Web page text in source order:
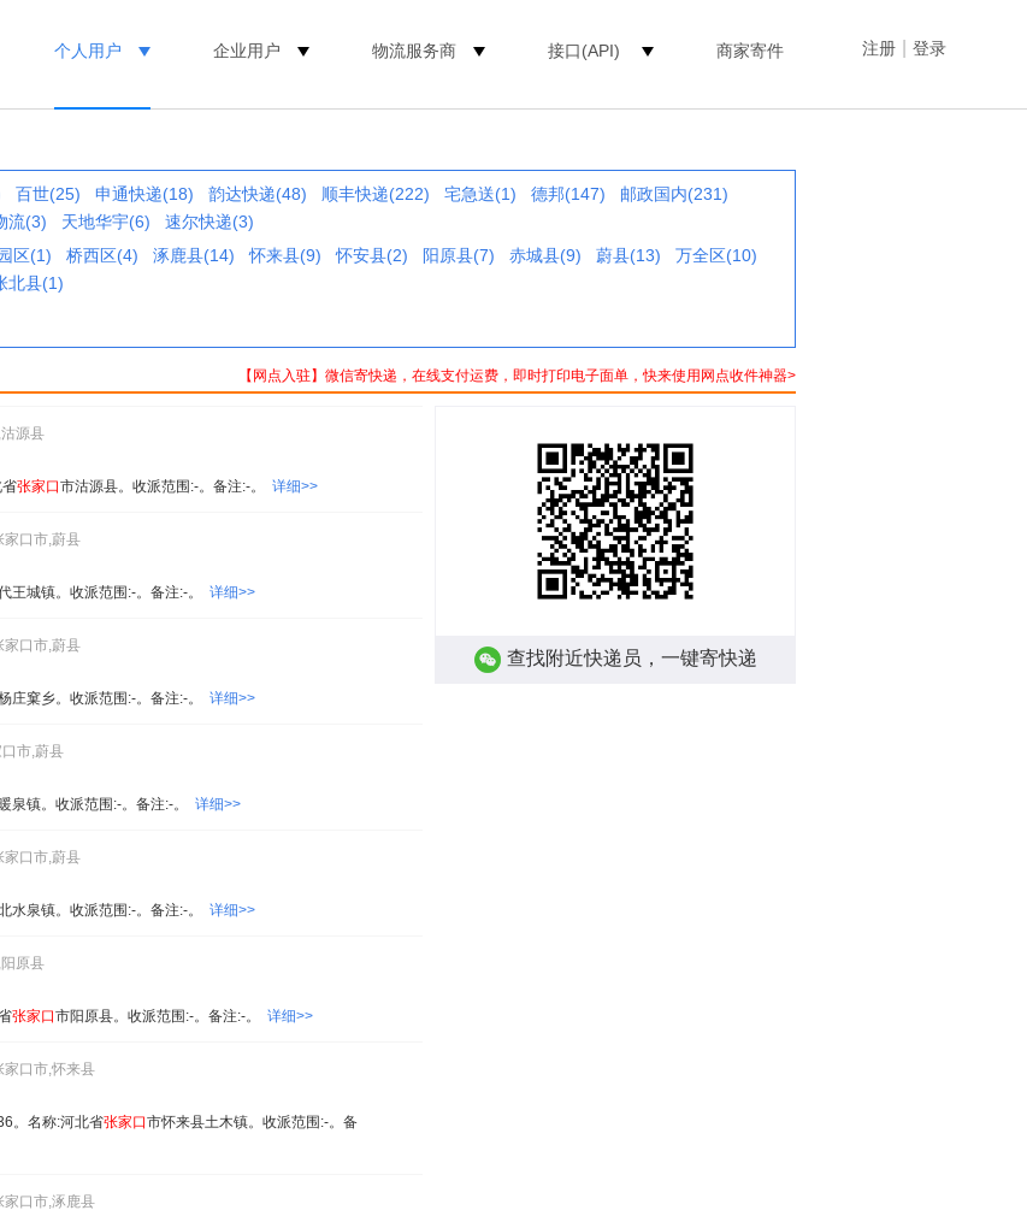
注册 登录
个人用户 企业用户 物流服务商 接口(API) 商家寄件
百世(25) 申通快递(18) 韵达快递(48) 顺丰快递(222) 宅急送(1) 德邦(147)
邮政国内(231)
流(3) 天地华宇(6)
速尔快递(3)
区(1) 桥西区(4) 涿鹿县(14) 怀来县(9) 怀安县(2) 阳原县(7) 赤城县(9) 蔚县(13)
万全区(10)
北县(1)
【网点入驻】微信寄快递，在线支付运费，即时打印电子面单，快来使用网点收件神器>
源县
张家口市沽源县。收派范围:-。备注:-。 详细>>
家口市,蔚县
王城镇。收派范围:-。备注:-。 详细>>
家口市,蔚县
庄窠乡。收派范围:-。备注:-。 详细>>
市,蔚县
泉镇。收派范围:-。备注:-。 详细>>
家口市,蔚县
水泉镇。收派范围:-。备注:-。 详细>>
原县
张家口市阳原县。收派范围:-。备注:-。 详细>>
家口市,怀来县
。名称:河北省张家口市怀来县土木镇。收派范围:-。备
家口市,涿鹿县
查找附近快递员，一键寄快递